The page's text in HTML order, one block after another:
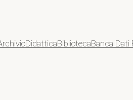
DidatticaBibliotecaBanca Dati